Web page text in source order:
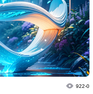
922-0